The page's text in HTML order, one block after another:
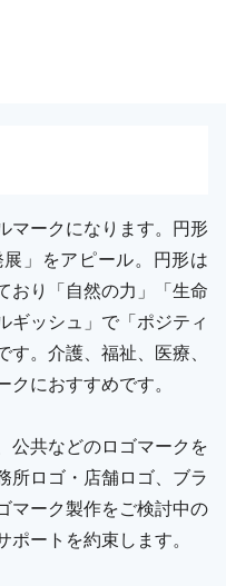
マークになります。円形
」をアピール。円形は
おり「自然の力」「生命
ギッシュ」で「ポジティ
。介護、福祉、医療、
におすすめです。
公共などのロゴマークを
所ロゴ・店舗ロゴ、ブラ
マーク製作をご検討中の
ートを約束します。